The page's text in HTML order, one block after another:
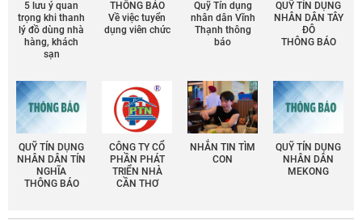
5 lưu ý quan
trọng khi thanh
lý đồ dùng nhà
hàng, khách
sạn
THÔNG BÁO
Về việc tuyển
dụng viên chức
Quỹ Tín dụng
nhân dân Vĩnh
Thạnh thông
báo
QUỸ TÍN DỤNG
NHÂN DÂN TÂY
ĐÔ
THÔNG BÁO
QUỸ TÍN DỤNG
NHÂN DÂN TÍN
NGHĨA
THÔNG BÁO
CÔNG TY CỔ
PHẦN PHÁT
TRIỂN NHÀ
CẦN THƠ
NHẮN TIN TÌM
CON
QUỸ TÍN DỤNG
NHÂN DÂN
MEKONG